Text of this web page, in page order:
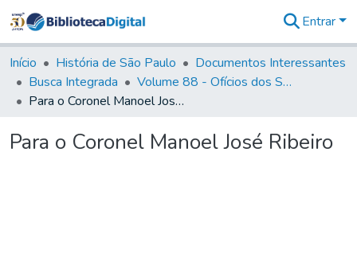
&
Coleções
Tudo na
Biblioteca
Estatísticas
Entrar
Início História de São Paulo
Documentos Interessantes
Busca Integrada
Volume 88 - Ofícios dos Senhores Governadores Interinos da Capitania de São Paulo (1817- 1819)
Para o Coronel Manoel José Ribeiro
Para o Coronel Manoel José Ribeiro